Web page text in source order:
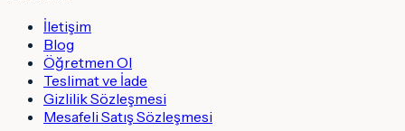
İletişim
Blog
Öğretmen Ol
Teslimat ve İade
Gizlilik Sözleşmesi
Mesafeli Satış Sözleşmesi